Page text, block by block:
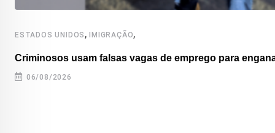
ESTADOS UNIDOS ,IMIGRAÇÃO,
Criminosos usam falsas vagas de emprego para
06/08/2026